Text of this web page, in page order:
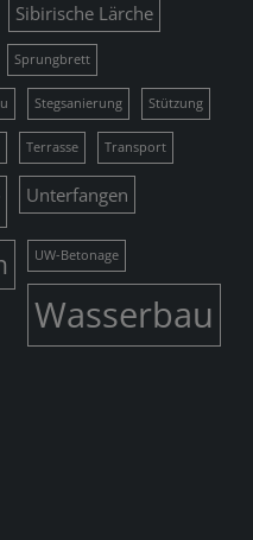
Sibirische Lärche
Sprungbrett
Stegsanierung Stützung
Terrasse Transport
Unterfangen
UW-Betonage
Wasserbau